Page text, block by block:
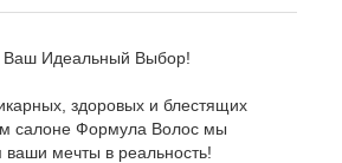
Идеальный Выбор!
здоровых и блестящих
салоне Формула Волос мы
мечты в реальность!